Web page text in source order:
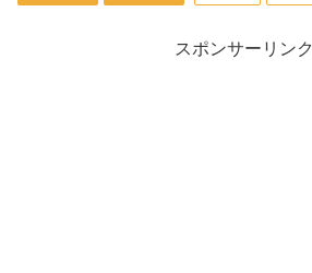
スポンサーリンク